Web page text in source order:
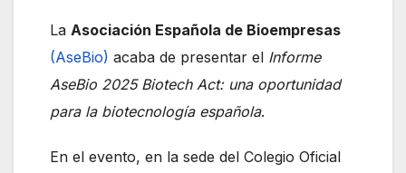
La Asociación Española de Bioempresas
(AseBio) acaba de presentar el Informe
AseBio 2025 Biotech Act: una oportunidad
para la biotecnología española.
En el evento, en la sede del Colegio Oficial